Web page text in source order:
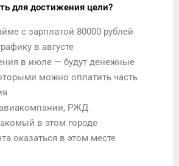
для достижения цели?
с зарплатой 80000 рублей
в августе
в июле — будут денежные
можно оплатить часть
РЖД
в этом городе
оказаться в этом месте